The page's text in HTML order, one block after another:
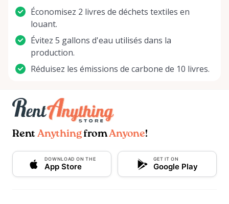
Économisez 2 livres de déchets textiles en
louant.
Évitez 5 gallons d'eau utilisés dans la
production.
Réduisez les émissions de carbone de 10 livres.
Rent AnythingfromAnyone!
DOWNLOAD ON THE
App Store
GET IT ON
Google Play